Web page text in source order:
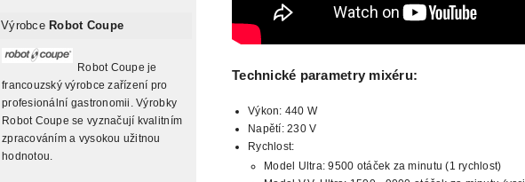
Výrobce Robot Coupe
Robot Coupe je
francouzský výrobce zařízení pro
profesionální gastronomii. Výrobky
Robot Coupe se vyznačují kvalitním
zpracováním a vysokou užitnou
hodnotou.
Technické parametry mixéru:
Výkon: 440 W
Napětí: 230 V
Rychlost:
Model Ultra: 9500 otáček za minutu (1 rychlost)